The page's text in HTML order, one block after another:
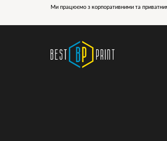
Ми працюємо з корпоративними та